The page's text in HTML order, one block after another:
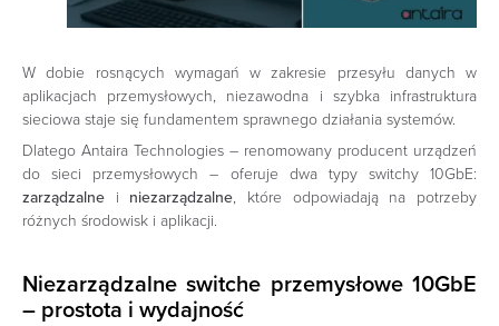
W dobie rosnących wymagań w zakresie przesyłu danych w
aplikacjach przemysłowych, niezawodna i szybka infrastruktura
sieciowa staje się fundamentem sprawnego działania systemów.
Dlatego Antaira Technologies – renomowany producent urządzeń
do sieci przemysłowych – oferuje dwa typy switchy 10GbE:
zarządzalne i niezarządzalne, które odpowiadają na potrzeby
różnych środowisk i aplikacji.
Niezarządzalne switche przemysłowe 10GbE
– prostota i wydajność